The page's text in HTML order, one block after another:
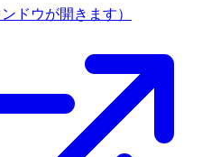
ンドウが開きます）